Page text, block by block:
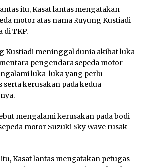
itu, Kasat lantas mengatakan
motor atas nama Ruyung Kustiadi
di TKP.
Kustiadi meninggal dunia akibat luka
pengendara sepeda motor
luka-luka yang perlu
serta kerusakan pada kedua
mengalami kerusakan pada bodi
motor Suzuki Sky Wave rusak
Kasat lantas mengatakan petugas